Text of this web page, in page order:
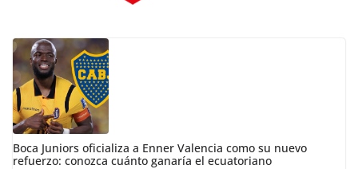
Boca Juniors oficializa a Enner Valencia como su nuevo
refuerzo: conozca cuánto ganaría el ecuatoriano